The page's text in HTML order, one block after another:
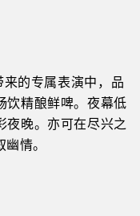
的专属表演中，品
饮精酿鲜啤。夜幕低
夜晚。亦可在尽兴之
情。